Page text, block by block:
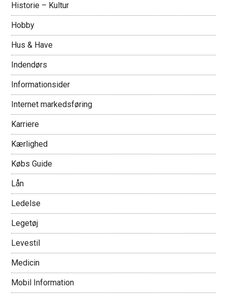
Historie – Kultur
Hobby
Hus & Have
Indendørs
Informationsider
Internet markedsføring
Karriere
Kærlighed
Købs Guide
Lån
Ledelse
Legetøj
Levestil
Medicin
Mobil Information